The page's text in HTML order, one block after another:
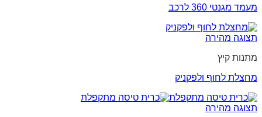
מעמד מגנטי 360 לרכב
תצוגה מהירה
מתנות קיץ
מחצלת לחוף ולפקניק
תצוגה מהירה